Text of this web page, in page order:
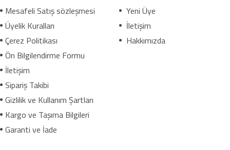
Mesafeli Satış sözleşmesi
Üyelik Kuralları
Çerez Politikası
Ön Bilgilendirme Formu
İletişim
Sipariş Takibi
Gizlilik ve Kullanım Şartları
Kargo ve Taşıma Bilgileri
Garanti ve İade
Yeni Üye
İletişim
Hakkımızda